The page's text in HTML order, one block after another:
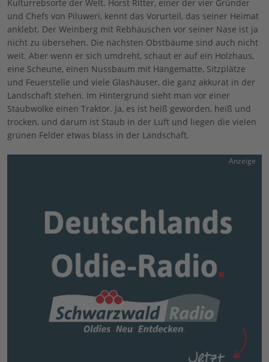
Kulturrebsorte der Welt. Horst Ritter, einer der vier Gründer
und Chefs von Piluweri, kennt das Vorurteil, das seiner Heimat
anklebt. Der Weinberg mit Rebhäuschen vor seiner Nase ist ja
nicht zu übersehen. Die nächsten Obstbäume sind auch nicht
weit. Aber wenn er sich umdreht, schaut er auf ein Holzhaus,
eine Scheune, einen Nussbaum mit Hängematte, Sitzplätze
und Feuerstelle und viele Glashäuser, die ganz akkurat in der
Landschaft stehen. Im Hintergrund sieht man vor einer
Staubwolke einen Traktor. Ja, es ist heiß geworden, heiß und
trocken, und darum ist Staub in der Luft und liegen die vielen
grünen Felder etwas blass in der Landschaft.
Anzeige